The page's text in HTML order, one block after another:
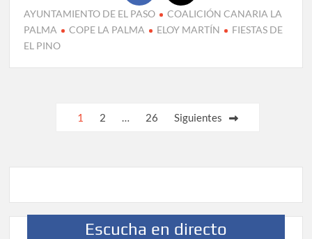
AYUNTAMIENTO DE EL PASO
COALICIÓN CANARIA LA
PALMA
COPE LA PALMA ELOY MARTÍN
FIESTAS DE
EL PINO
Paginación
1 2 … 26 Siguientes
Escucha en directo